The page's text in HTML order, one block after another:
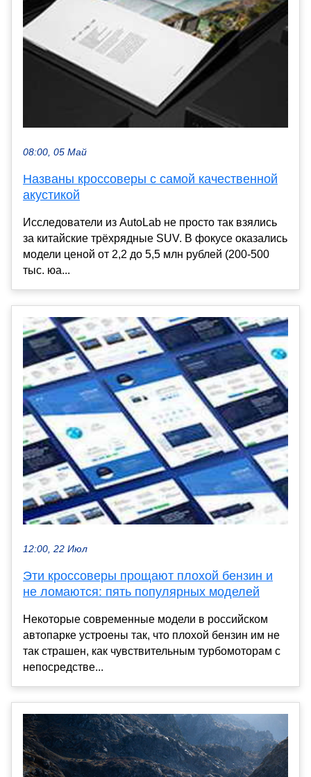
08:00, 05 Май
Названы кроссоверы с самой качественной
акустикой
Исследователи из AutoLab не просто так взялись
за китайские трёхрядные SUV. В фокусе оказались
модели ценой от 2,2 до 5,5 млн рублей (200-500
тыс. юа...
12:00, 22 Июл
Эти кроссоверы прощают плохой бензин и
не ломаются: пять популярных моделей
Некоторые современные модели в российском
автопарке устроены так, что плохой бензин им не
так страшен, как чувствительным турбомоторам с
непосредстве...